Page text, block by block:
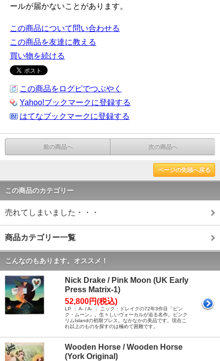
ールが届かないことがあります。
この商品について問い合わせる
この商品を友達に教える
買い物を続ける
この商品をログピでつぶやく
Yahoo!ブックマークに登録する
はてなブックマークに登録する
前の商品へ 次の商品へ
ページの先頭へ戻る
この商品のカテゴリー
売れてしまいました・・・
商品カテゴリー一覧
こんなのもあります。オススメ！
Nick Drake / Pink Moon (UK Early
Press Matrix-1)
52,800円(税込)
LP ： A- / A- ： ニック・ドレイクの72年3作目「ピン
ク・ムーン」。生々しいヴォーカルが迫る名作。ピンク
リムIslandの初期プレス。なかなかの美品です。現在こ
れ以上のものを探すのは極めて困難です。
Wooden Horse / Wooden Horse
(York Original)